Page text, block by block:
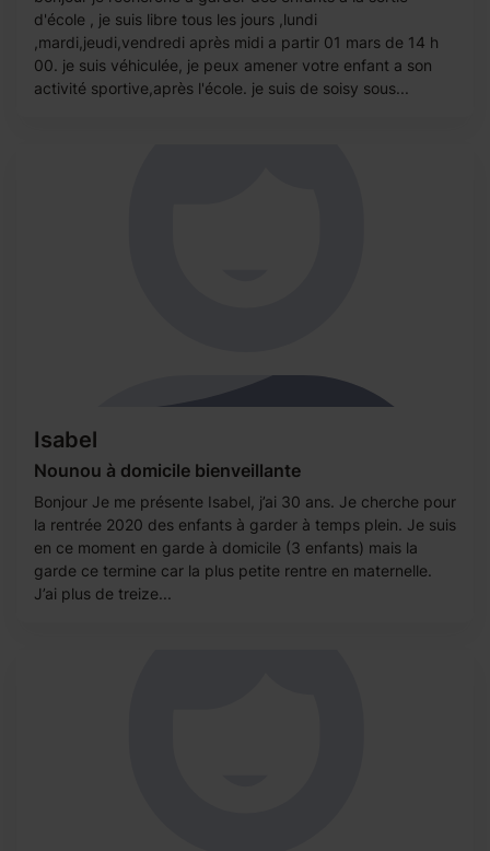
d'école , je suis libre tous les jours ,lundi
,mardi,jeudi,vendredi après midi a partir 01 mars de 14 h
00. je suis véhiculée, je peux amener votre enfant a son
activité sportive,après l'école. je suis de soisy sous...
Isabel
Nounou à domicile bienveillante
Bonjour Je me présente Isabel, j’ai 30 ans. Je cherche pour
la rentrée 2020 des enfants à garder à temps plein. Je suis
en ce moment en garde à domicile (3 enfants) mais la
garde ce termine car la plus petite rentre en maternelle.
J’ai plus de treize...